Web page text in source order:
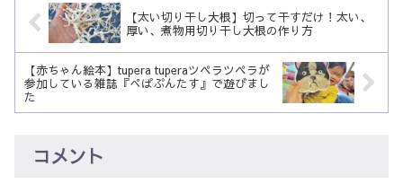
【太い切り干し大根】切って干すだけ！太い、
厚い、煮物用切り干し大根の作り方
【赤ちゃん絵本】tupera tuperaツペラツペラが
参加している雑誌『ぺぱぷんたす』で遊びまし
た
コメント